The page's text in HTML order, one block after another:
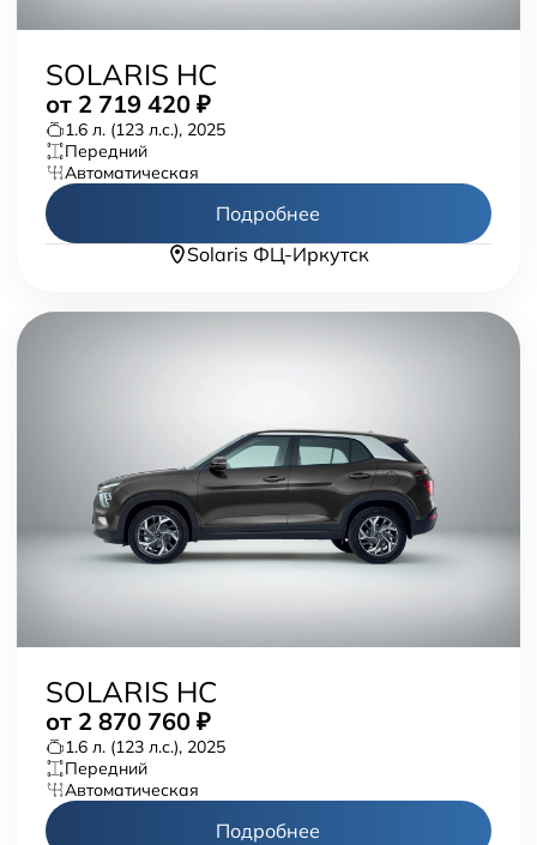
SOLARIS HC
от 2 719 420 ₽
1.6 л. (123 л.с.), 2025
передний
автоматическая
Подробнее
Solaris ФЦ-Иркутск
SOLARIS HC
от 2 870 760 ₽
1.6 л. (123 л.с.), 2025
передний
автоматическая
Подробнее